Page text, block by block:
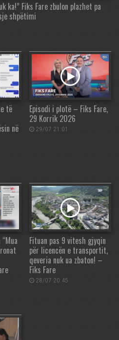
ka!” Fiks Fare zbulon plazhet pa
shpëtimi
të
në
Episodi i plotë – Fiks Fare,
29 Korrik 2026
29/07 21:01
Fituan pas 9 vitesh gjyqin
për licencën e transportit,
qeveria nuk ua zbaton! –
Fiks Fare
28/07 20:45